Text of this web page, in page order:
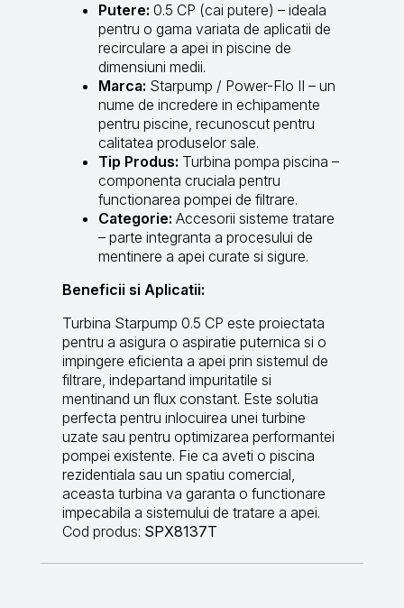
Putere: 0.5 CP (cai putere) – ideala
pentru o gama variata de aplicatii de
recirculare a apei in piscine de
dimensiuni medii.
Marca: Starpump / Power-Flo II – un
nume de incredere in echipamente
pentru piscine, recunoscut pentru
calitatea produselor sale.
Tip Produs: Turbina pompa piscina –
componenta cruciala pentru
functionarea pompei de filtrare.
Categorie: Accesorii sisteme tratare
– parte integranta a procesului de
mentinere a apei curate si sigure.
Beneficii si Aplicatii:
Turbina Starpump 0.5 CP este proiectata
pentru a asigura o aspiratie puternica si o
impingere eficienta a apei prin sistemul de
filtrare, indepartand impuritatile si
mentinand un flux constant. Este solutia
perfecta pentru inlocuirea unei turbine
uzate sau pentru optimizarea performantei
pompei existente. Fie ca aveti o piscina
rezidentiala sau un spatiu comercial,
aceasta turbina va garanta o functionare
impecabila a sistemului de tratare a apei.
Cod produs: SPX8137T